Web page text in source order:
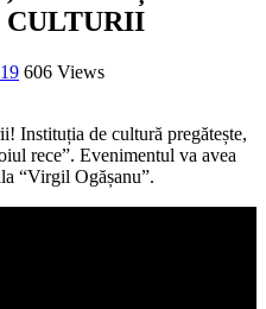
606 Views
Instituția de cultură pregătește,
rece”. Evenimentul va avea
“Virgil Ogășanu”.